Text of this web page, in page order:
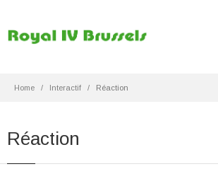
Home Interactif Réaction
Réaction